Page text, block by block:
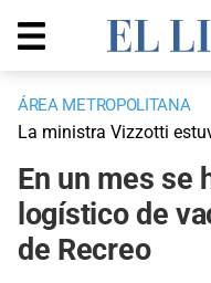
ÁREA METROPOLITANA
La ministra Vizzotti
En un mes se
logístico de
de Recreo